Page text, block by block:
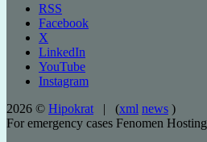
RSS
Facebook
X
LinkedIn
YouTube
Instagram
2026 © Hipokrat | (xml news )
For emergency cases Fenomen Hosting